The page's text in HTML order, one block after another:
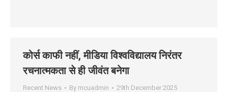
कोर्स काफी नहीं, मीडिया विश्वविद्यालय निरंतर
रचनात्मकता से ही जीवंत बनेगा
Recent News By mcuadmin 29th December 2025